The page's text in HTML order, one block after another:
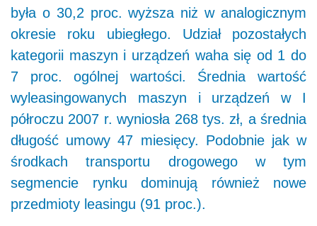
była o 30,2 proc. wyższa niż w analogicznym
okresie roku ubiegłego. Udział pozostałych
kategorii maszyn i urządzeń waha się od 1 do
7 proc. ogólnej wartości. Średnia wartość
wyleasingowanych maszyn i urządzeń w I
półroczu 2007 r. wyniosła 268 tys. zł, a średnia
długość umowy 47 miesięcy. Podobnie jak w
środkach transportu drogowego w tym
segmencie rynku dominują również nowe
przedmioty leasingu (91 proc.).